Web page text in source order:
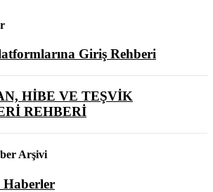
Giriş Rehberi
HİBE VE TEŞVİK
REHBERİ
Arşivi
Haberler